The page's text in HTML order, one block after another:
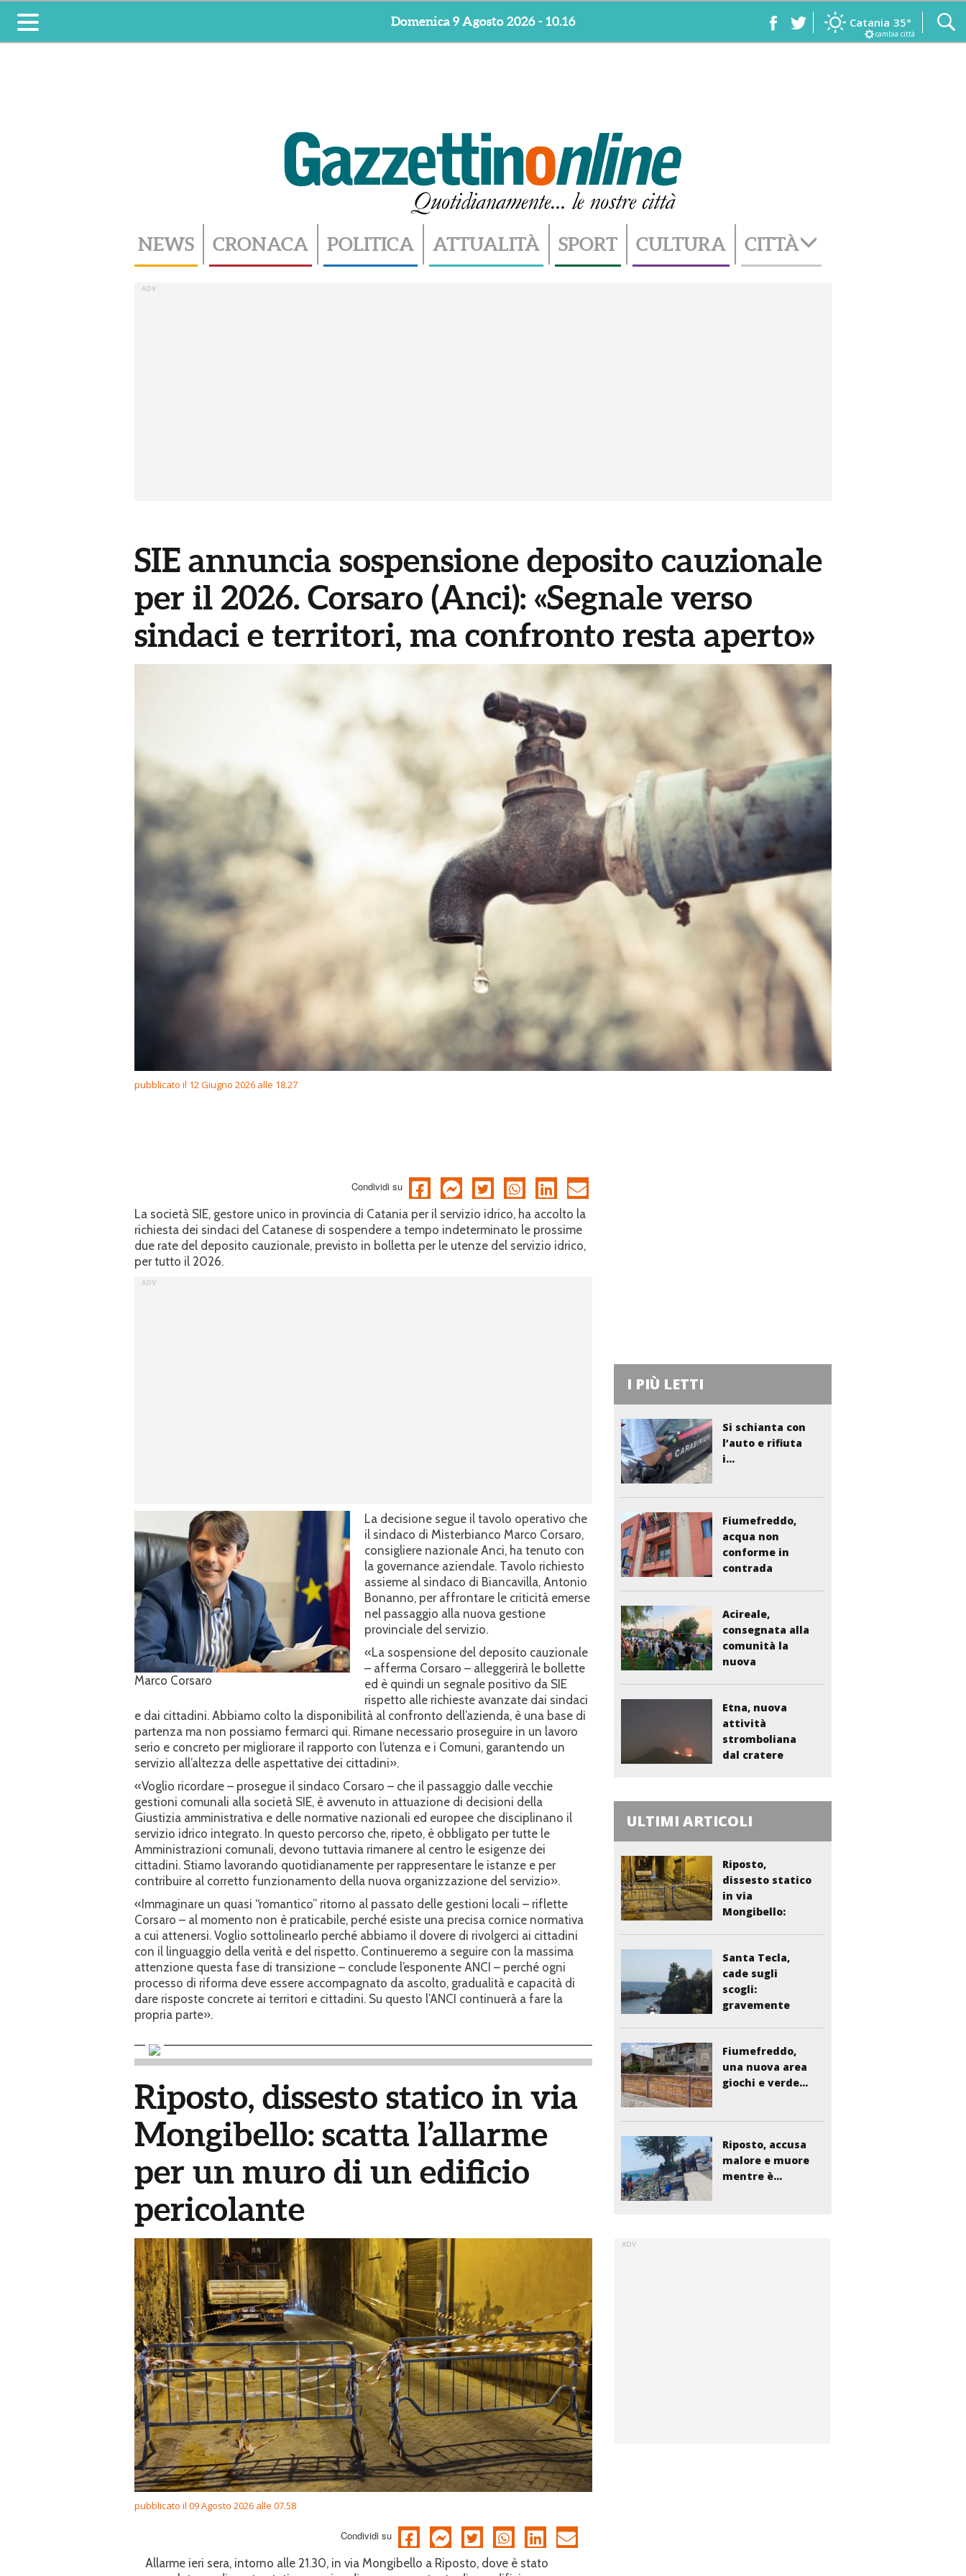
Toggle
navigation
Domenica 9 Agosto 2026 - 10.16 Catania 35°
cambia città
NEWS CRONACA POLITICA ATTUALITÀ SPORT CULTURA CITTÀ
SIE annuncia sospensione deposito cauzionale
per il 2026. Corsaro (Anci): «Segnale verso
sindaci e territori, ma confronto resta aperto»
pubblicato il 12 Giugno 2026 alle 18.27
Condividi su
La società SIE, gestore unico in provincia di Catania per il servizio idrico, ha accolto la
richiesta dei sindaci del Catanese di sospendere a tempo indeterminato le prossime
due rate del deposito cauzionale, previsto in bolletta per le utenze del servizio idrico,
per tutto il 2026.
Marco Corsaro
La decisione segue il tavolo operativo che
il sindaco di Misterbianco Marco Corsaro,
consigliere nazionale Anci, ha tenuto con
la governance aziendale. Tavolo richiesto
assieme al sindaco di Biancavilla, Antonio
Bonanno, per affrontare le criticità emerse
nel passaggio alla nuova gestione
provinciale del servizio.
«La sospensione del deposito cauzionale
– afferma Corsaro – alleggerirà le bollette
ed è quindi un segnale positivo da SIE
rispetto alle richieste avanzate dai sindaci
e dai cittadini. Abbiamo colto la disponibilità al confronto dell’azienda, è una base di
partenza ma non possiamo fermarci qui. Rimane necessario proseguire in un lavoro
serio e concreto per migliorare il rapporto con l’utenza e i Comuni, garantendo un
servizio all’altezza delle aspettative dei cittadini».
«Voglio ricordare – prosegue il sindaco Corsaro – che il passaggio dalle vecchie
gestioni comunali alla società SIE, è avvenuto in attuazione di decisioni della
Giustizia amministrativa e delle normative nazionali ed europee che disciplinano il
servizio idrico integrato. In questo percorso che, ripeto, è obbligato per tutte le
Amministrazioni comunali, devono tuttavia rimanere al centro le esigenze dei
cittadini. Stiamo lavorando quotidianamente per rappresentare le istanze e per
contribuire al corretto funzionamento della nuova organizzazione del servizio».
«Immaginare un quasi “romantico” ritorno al passato delle gestioni locali – riflette
Corsaro – al momento non è praticabile, perché esiste una precisa cornice normativa
a cui attenersi. Voglio sottolinearlo perché abbiamo il dovere di rivolgerci ai cittadini
con il linguaggio della verità e del rispetto. Continueremo a seguire con la massima
attenzione questa fase di transizione – conclude l’esponente ANCI – perché ogni
processo di riforma deve essere accompagnato da ascolto, gradualità e capacità di
dare risposte concrete ai territori e cittadini. Su questo l’ANCI continuerà a fare la
propria parte».
Riposto, dissesto statico in via
Mongibello: scatta l’allarme
per un muro di un edificio
pericolante
pubblicato il 09 Agosto 2026 alle 07.58
Condividi su
Allarme ieri sera, intorno alle 21.30, in via Mongibello a Riposto, dove è stato
I PIÙ LETTI
Si schianta con
l’auto e rifiuta
i...
Fiumefreddo,
acqua non
conforme in
contrada
Acireale,
consegnata alla
comunità la
nuova
Etna, nuova
attività
stromboliana
dal cratere
ULTIMI ARTICOLI
Riposto,
dissesto statico
in via
Mongibello:
Santa Tecla,
cade sugli
scogli:
gravemente
Fiumefreddo,
una nuova area
giochi e verde...
Riposto, accusa
malore e muore
mentre è...